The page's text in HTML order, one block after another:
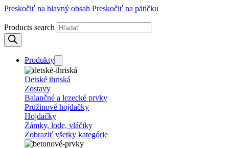
Preskočiť na hlavný obsah Preskočiť na pätičku
Products search
Produkty
Detské ihriská
Zostavy
Balančné a lezecké prvky
Pružinové hojdačky
Hojdačky
Zámky, lode, vláčiky
Zobraziť všetky kategórie